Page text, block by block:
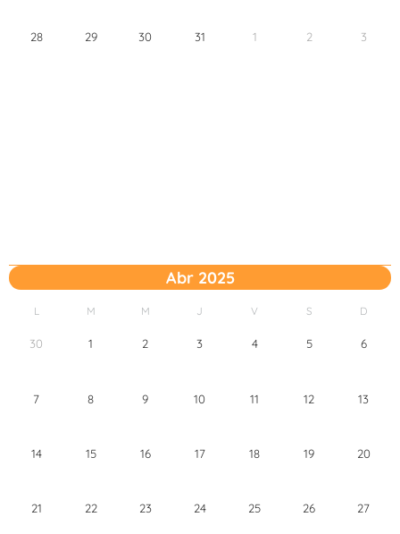
28 29 30 31 1 2 3
Abr 2025
L M M J V S D
30 1 2 3 4 5 6
7 8 9 10 11 12 13
14 15 16 17 18 19 20
21 22 23 24 25 26 27